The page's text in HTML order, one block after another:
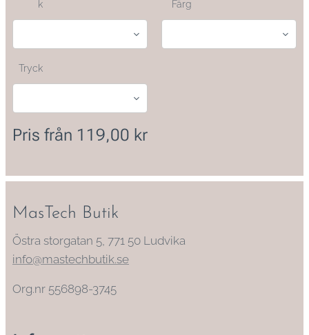
k
Färg
Tryck
Pris från 119,00 kr
MasTech Butik
Östra storgatan 5, 771 50 Ludvika
info@mastechbutik.se
Org.nr 556898-3745